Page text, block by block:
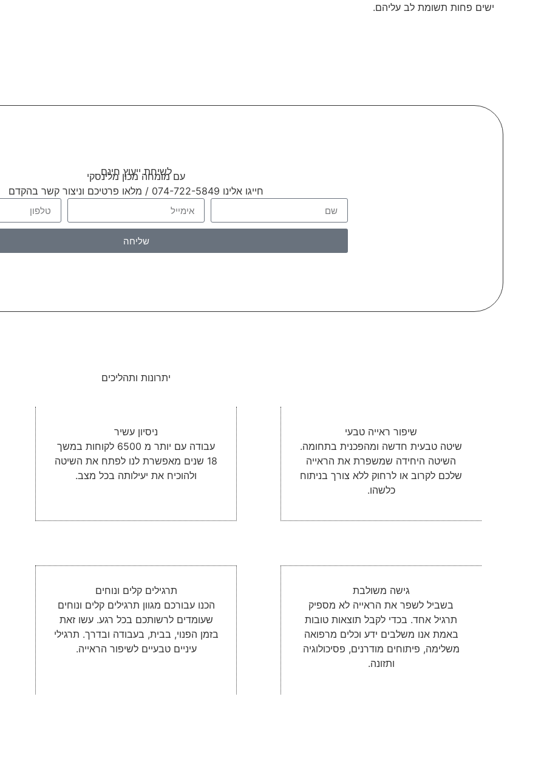
ישים פחות תשומת לב עליהם.
לשיחת ייעוץ חינם
עם מומחה מכון מלינסקי
חייגו אלינו 074-722-5849 / מלאו פרטיכם וניצור קשר בהקדם
שליחה
יתרונות ותהליכים
שיפור ראייה טבעי
שיטה טבעית חדשה ומהפכנית בתחומה.
השיטה היחידה שמשפרת את הראייה
שלכם לקרוב או לרחוק ללא צורך בניתוח
כלשהו.
ניסיון עשיר
עבודה עם יותר מ 6500 לקוחות במשך
18 שנים מאפשרת לנו לפתח את השיטה
ולהוכיח את יעילותה בכל מצב.
גישה משולבת
בשביל לשפר את הראייה לא מספיק
תרגיל אחד. בכדי לקבל תוצאות טובות
באמת אנו משלבים ידע וכלים מרפואה
משלימה, פיתוחים מודרנים, פסיכולוגיה
ותזונה.
תרגילים קלים ונוחים
הכנו עבורכם מגוון תרגילים קלים ונוחים
שעומדים לרשותכם בכל רגע. עשו זאת
בזמן הפנוי, בבית, בעבודה ובדרך. תרגילי
עיניים טבעיים לשיפור הראייה.